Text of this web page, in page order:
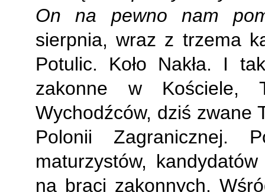
On na pewno nam
sierpnia, wraz z trzema
Potulic. Koło Nakła. I
zakonne w Kościele,
Wychodźców, dziś zwane
Polonii Zagranicznej.
maturzystów,
na braci zakonnych.